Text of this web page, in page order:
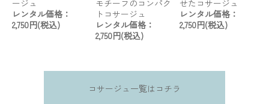
ージュ
レンタル価格：
2,750円(税込)
モチーフのコンパク
トコサージュ
レンタル価格：
2,750円(税込)
せたコサージュ
レンタル価格：
2,750円(税込)
コサージュ一覧はコチラ